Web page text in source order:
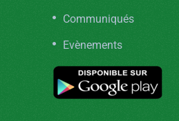
Communiqués
Evènements